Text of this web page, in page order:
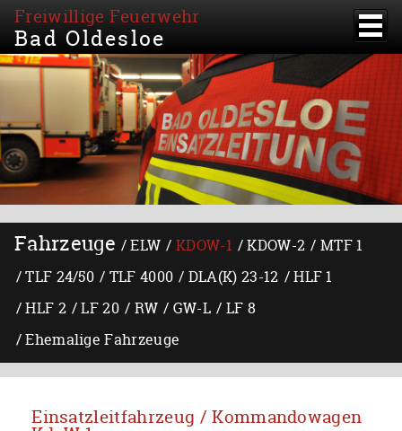
Freiwillige Feuerwehr
Bad Oldesloe
Fahrzeuge ELW KDOW-1 KDOW-2
MTF 1
TLF 24/50
TLF 4000 DLA(K) 23-12
HLF 1
HLF 2
LF 20 RW GW-L
LF 8
Ehemalige Fahrzeuge
Einsatzleitfahrzeug / Kommandowagen